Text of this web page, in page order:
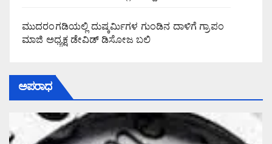
ಮುದರಂಗಡಿಯಲ್ಲಿ ದುಷ್ಕರ್ಮಿಗಳ ಗುಂಡಿನ ದಾಳಿಗೆ ಗ್ರಾಪಂ
ಮಾಜಿ ಅಧ್ಯಕ್ಷ ಡೇವಿಡ್ ಡಿಸೋಜ ಬಲಿ
ಅಪರಾಧ